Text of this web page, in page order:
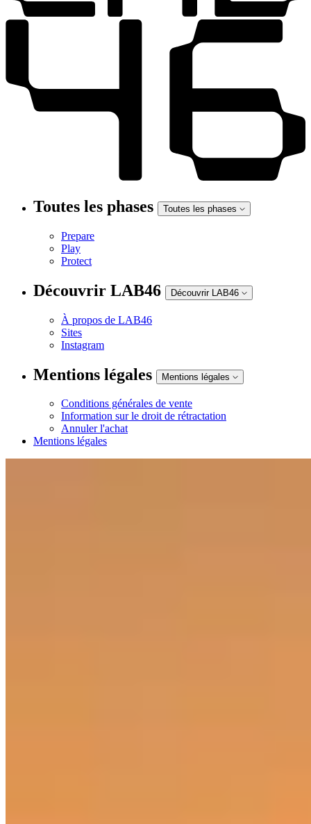
Toutes les phases Toutes les phases
Prepare
Play
Protect
Découvrir LAB46 Découvrir LAB46
À propos de LAB46
Sites
Instagram
Mentions légales Mentions légales
Conditions générales de vente
Information sur le droit de rétractation
Annuler l'achat
Mentions légales